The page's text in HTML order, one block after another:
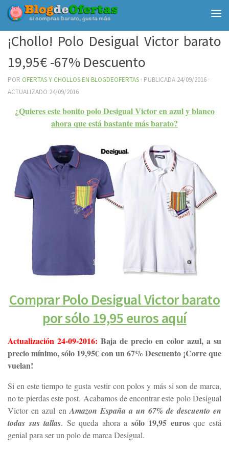
Debajo del contenido
¡Chollo! Polo Desigual Victor barato
19,95€ -67% Descuento
POR OFERTAS Y CHOLLOS EN BLOGDEOFERTAS · PUBLICADA 24/09/2016 ·
ACTUALIZADO 24/09/2016
¿Quieres este bonito polo Desigual Victor en azul y blanco
ahora que está bastante más barato?
Comprar Polo Desigual Victor barato
por sólo 19,95 euros aquí
Actualización 24-09-2016: Baja de precio en color azul, a su
precio mínimo, sólo 19,95€ con un 67% Descuento ¡Corre que
vuelan!
Si en este tiempo te gusta vestir con polos y más si son de marca,
no te pierdas este post. Acabamos de encontrar este polo Desigual
Victor en azul en Amazon España a un 67% de descuento en
todas sus tallas. Se queda ahora a sólo 19,95 eurosque está
genial para ser un polo de marca Desigual.